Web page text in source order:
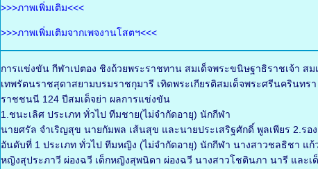
>>>ภาพเพิ่มเติม<<<
>>>ภาพเพิ่มเติมจากเพจงานโสตฯ<<<
การแข่งขัน กีฬาเปตอง ชิงถ้วยพระราชทาน สมเด็จพระขนิษฐาธิราชเจ้า สม
เทพรัตนราชสุดาสยามบรมราชกุมารี เทิดพระเกียรติสมเด็จพระศรีนครินทร
ราชชนนี 124 ปีสมเด็จย่า ผลการแข่งขัน
1.ชนะเลิศ ประเภท ทั่วไป ทีมชาย(ไม่จำกัดอายุ) นักกีฬา
นายศรัล จำเริญสุข นายกัมพล เส้นสุข และนายประเสริฐศักดิ์ พูลเพียร 2.รอ
อันดับที่ 1 ประเภท ทั่วไป ทีมหญิง (ไม่จำกัดอายุ) นักกีฬา นางสาวชลธิชา แก้
หญิงสุประภาวี ผ่องฉวี เด็กหญิงสุพนิดา ผ่องฉวี นางสาวโชตินภา นารี และเ